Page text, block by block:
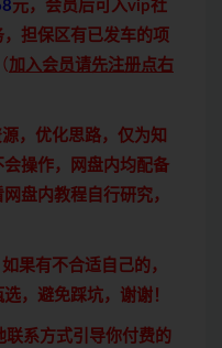
元，会员后可入vip社
担保区有已发车的项
（ 加入会员请先注册点右
，优化思路，仅为知
操作，网盘内均配备
盘内教程自行研究，
果有不合适自己的，
，避免踩坑，谢谢！
联系方式引导你付费的